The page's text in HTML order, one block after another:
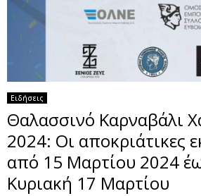
Ειδήσεις
Θαλασσινό Καρναβάλι
2024: Οι αποκριάτικες
από 15 Μαρτίου 2024
Κυριακή 17 Μαρτίου